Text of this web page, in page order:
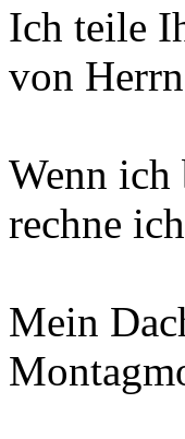
Ich teile
von
Wenn ich
rechne
Mein